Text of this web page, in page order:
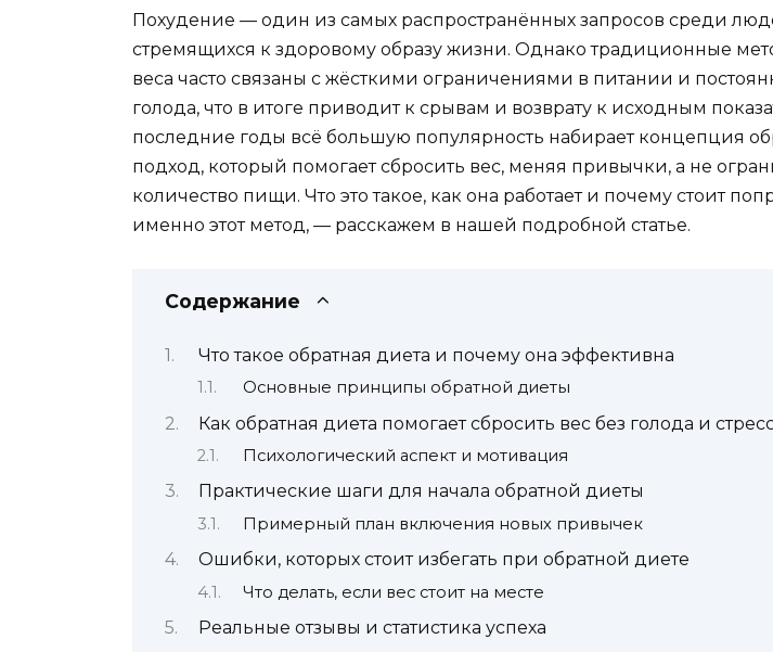
Похудение — один из самых распространённых запросов среди
стремящихся к здоровому образу жизни. Однако традиционные
веса часто связаны с жёсткими ограничениями в питании и
голода, что в итоге приводит к срывам и возврату к исходным
последние годы всё большую популярность набирает концепция
подход, который помогает сбросить вес, меняя привычки, а не
количество пищи. Что это такое, как она работает и почему стоит
именно этот метод, — расскажем в нашей подробной статье.
Содержание
Что такое обратная диета и почему она эффективна
Основные принципы обратной диеты
Как обратная диета помогает сбросить вес без голода и
Психологический аспект и мотивация
Практические шаги для начала обратной диеты
Примерный план включения новых привычек
Ошибки, которых стоит избегать при обратной диете
Что делать, если вес стоит на месте
Реальные отзывы и статистика успеха